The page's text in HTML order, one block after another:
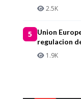
2.5K
5
Union
regulacion
1.9K